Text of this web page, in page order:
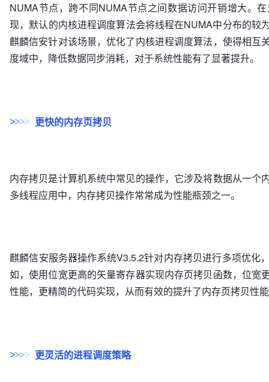
NUMA节点，跨不同NUMA节点之间数据访问开销增大。
现，默认的内核进程调度算法会将线程在NUMA中分布的较
麒麟信安针对该场景，优化了内核进程调度算法，使得相互
度域中，降低数据同步消耗，对于系统性能有了显著提升。
>>>> 更快的内存页拷贝
内存拷贝是计算机系统中常见的操作，它涉及将数据从一个
多线程应用中，内存拷贝操作常常成为性能瓶颈之一。
麒麟信安服务器操作系统V3.5.2针对内存拷贝进行多项优化
如，使用位宽更高的矢量寄存器实现内存页拷贝函数，位宽
性能，更精简的代码实现，从而有效的提升了内存页拷贝性
>>>> 更灵活的进程调度策略